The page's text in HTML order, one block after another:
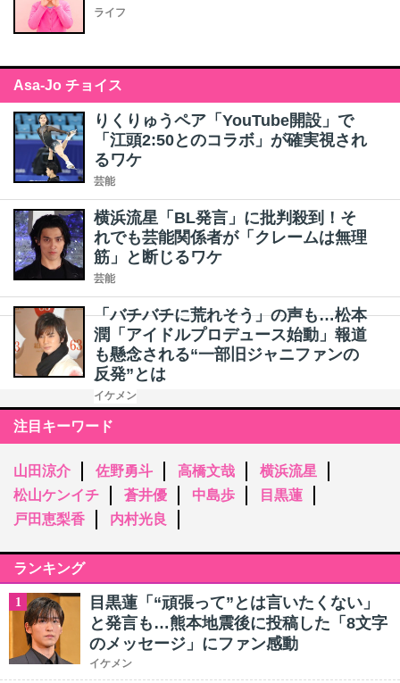
ライフ
Asa-Jo チョイス
りくりゅうペア「YouTube開設」で
「江頭2:50とのコラボ」が確実視され
るワケ
芸能
横浜流星「BL発言」に批判殺到！そ
れでも芸能関係者が「クレームは無理
筋」と断じるワケ
芸能
「バチバチに荒れそう」の声も…松本
潤「アイドルプロデュース始動」報道
も懸念される“一部旧ジャニファンの
反発”とは
イケメン
注目キーワード
山田涼介 佐野勇斗 高橋文哉
横浜流星
松山ケンイチ
蒼井優 中島歩
目黒蓮
戸田恵梨香
内村光良
ランキング
1
目黒蓮「“頑張って”とは言いたくない」
と発言も…熊本地震後に投稿した「8文字
のメッセージ」にファン感動
イケメン